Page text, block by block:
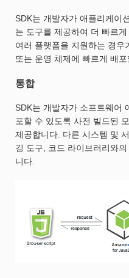
SDK는 개발자가 애플리케이
는 도구를 제공하여 더 빠르
여러 플랫폼을 지원하는 경우
또는 운영 체제에 빠르게 배포
통합
SDK는 개발자가 소프트웨어
포할 수 있도록 사전 빌드된
제공합니다. 다른 시스템 및
깅 도구, 코드 라이브러리와
니다.